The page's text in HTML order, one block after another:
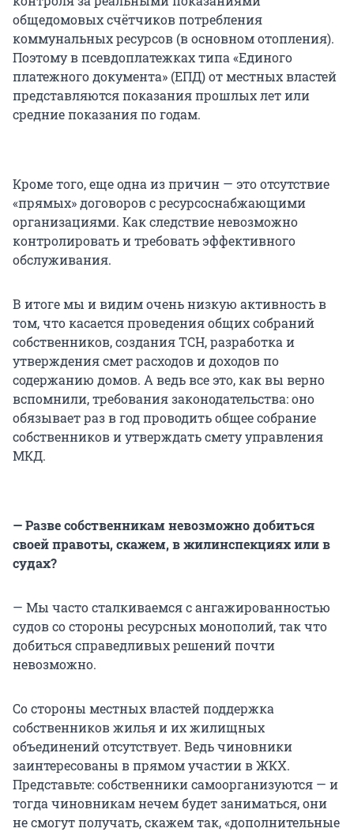
общедомовых счётчиков потребления
коммунальных ресурсов (в основном отопления).
Поэтому в псевдоплатежках типа «Единого
платежного документа» (ЕПД) от местных властей
представляются показания прошлых лет или
средние показания по годам.
Кроме того, еще одна из причин — это отсутствие
«прямых» договоров с ресурсоснабжающими
организациями. Как следствие невозможно
контролировать и требовать эффективного
обслуживания.
В итоге мы и видим очень низкую активность в
том, что касается проведения общих собраний
собственников, создания ТСН, разработка и
утверждения смет расходов и доходов по
содержанию домов. А ведь все это, как вы верно
вспомнили, требования законодательства: оно
обязывает раз в год проводить общее собрание
собственников и утверждать смету управления
МКД.
— Разве собственникам невозможно добиться
своей правоты, скажем, в жилинспекциях или в
судах?
— Мы часто сталкиваемся с ангажированностью
судов со стороны ресурсных монополий, так что
добиться справедливых решений почти
невозможно.
Со стороны местных властей поддержка
собственников жилья и их жилищных
объединений отсутствует. Ведь чиновники
заинтересованы в прямом участии в ЖКХ.
Представьте: собственники самоорганизуются — и
тогда чиновникам нечем будет заниматься, они
не смогут получать, скажем так, «дополнительные